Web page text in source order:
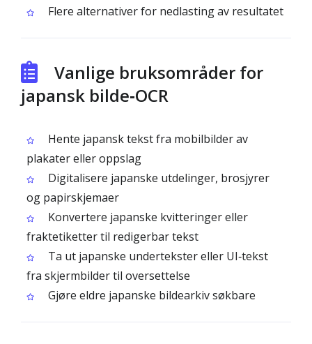
Flere alternativer for nedlasting av resultatet
Vanlige bruksområder for
japansk bilde‑OCR
Hente japansk tekst fra mobilbilder av
plakater eller oppslag
Digitalisere japanske utdelinger, brosjyrer
og papirskjemaer
Konvertere japanske kvitteringer eller
fraktetiketter til redigerbar tekst
Ta ut japanske undertekster eller UI‑tekst
fra skjermbilder til oversettelse
Gjøre eldre japanske bildearkiv søkbare